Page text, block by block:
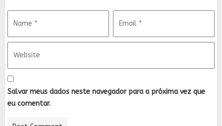
Salvar meus dados neste navegador para a próxima vez que
eu comentar.